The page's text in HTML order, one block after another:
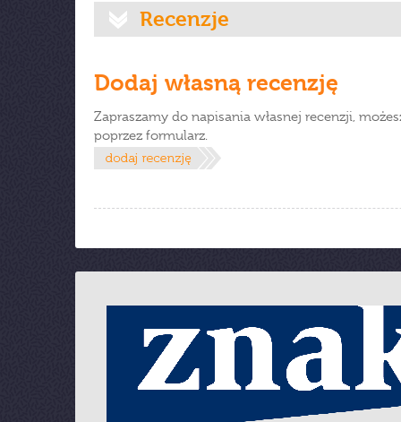
Recenzje
Dodaj własną recenzję
Zapraszamy do napisania własnej recenzji,
poprzez formularz.